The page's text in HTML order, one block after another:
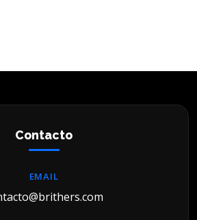
Contacto
EMAIL